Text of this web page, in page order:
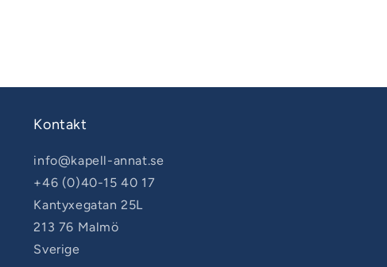
Kontakt
info@kapell-annat.se
+46 (0)40-15 40 17
Kantyxegatan 25L
213 76 Malmö
Sverige